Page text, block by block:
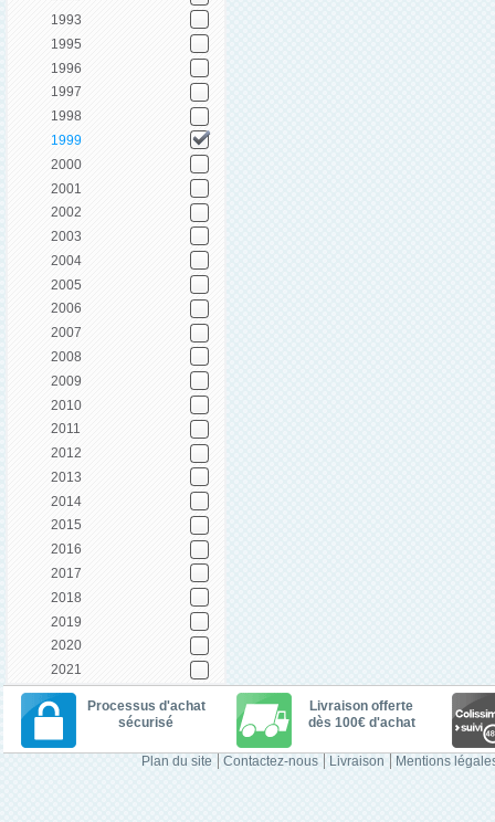
1993
1995
1996
1997
1998
1999
2000
2001
2002
2003
2004
2005
2006
2007
2008
2009
2010
2011
2012
2013
2014
2015
2016
2017
2018
2019
2020
2021
Processus d'achat
sécurisé
Livraison offerte
dès 100€ d'achat
Plan du site Contactez-nous Livraison Mentions